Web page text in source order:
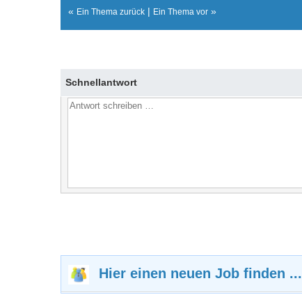
« Ein Thema zurück | Ein Thema vor »
Schnellantwort
Hier einen neuen Job finden ...